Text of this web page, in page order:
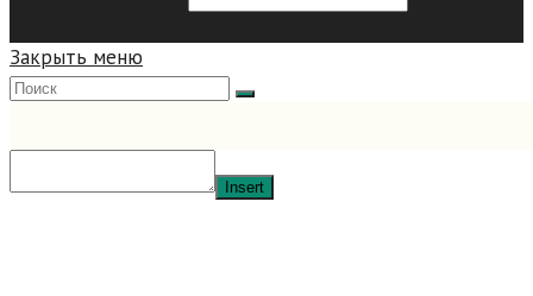
Закрыть меню
Insert